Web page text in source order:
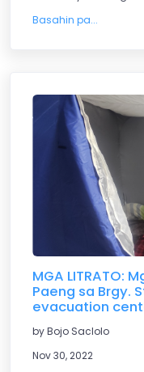
Basahin pa...
MGA LITRATO:
Paeng sa Brgy.
evacuation
by Bojo Saclolo
Nov 30, 2022